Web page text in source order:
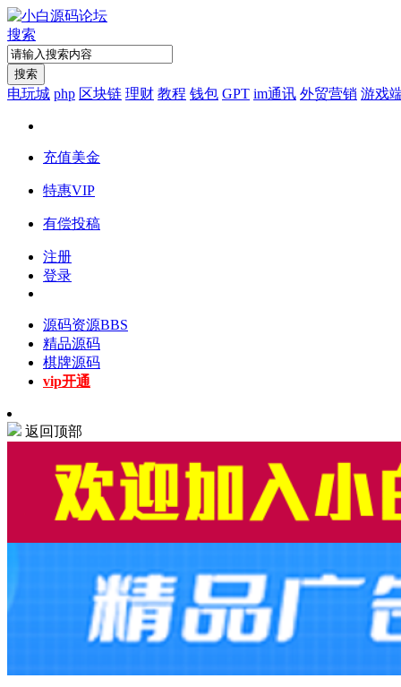
搜索
搜索
电玩城 php 区块链 理财 教程 钱包 GPT im通讯 外贸营销 游戏
充值美金
特惠VIP
有偿投稿
注册
登录
源码资源BBS
精品源码
棋牌源码
vip开通
返回顶部